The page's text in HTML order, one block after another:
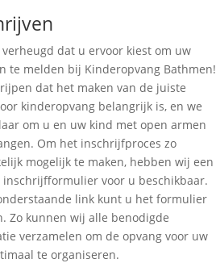
dat u ervoor kiest om uw
te melden bij Kinderopvang Bathmen!
dat het maken van de juiste
kinderopvang belangrijk is, en we
om u en uw kind met open armen
Om het inschrijfproces zo
mogelijk te maken, hebben wij een
voor u beschikbaar.
link kunt u het formulier
Zo kunnen wij alle benodigde
verzamelen om de opvang voor uw
te organiseren.